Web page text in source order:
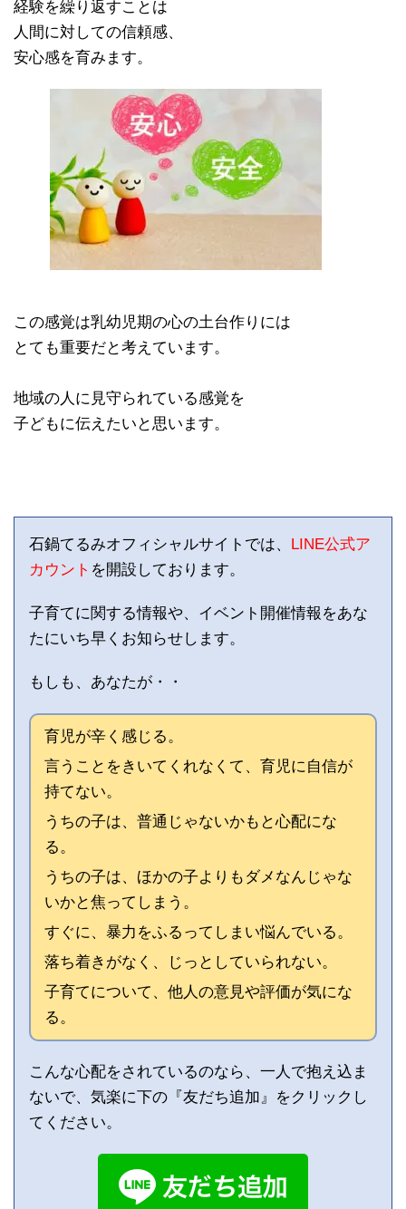
経験を繰り返すことは
人間に対しての信頼感、
安心感を育みます。
この感覚は乳幼児期の心の土台作りには
とても重要だと考えています。
地域の人に見守られている感覚を
子どもに伝えたいと思います。
石鍋てるみオフィシャルサイトでは、 LINE公式ア
カウント を開設しております。
子育てに関する情報や、イベント開催情報をあな
たにいち早くお知らせします。
もしも、あなたが・・
育児が辛く感じる。
言うことをきいてくれなくて、育児に自信が
持てない。
うちの子は、普通じゃないかもと心配にな
る。
うちの子は、ほかの子よりもダメなんじゃな
いかと焦ってしまう。
すぐに、暴力をふるってしまい悩んでいる。
落ち着きがなく、じっとしていられない。
子育てについて、他人の意見や評価が気にな
る。
こんな心配をされているのなら、一人で抱え込ま
ないで、気楽に下の『友だち追加』をクリックし
てください。